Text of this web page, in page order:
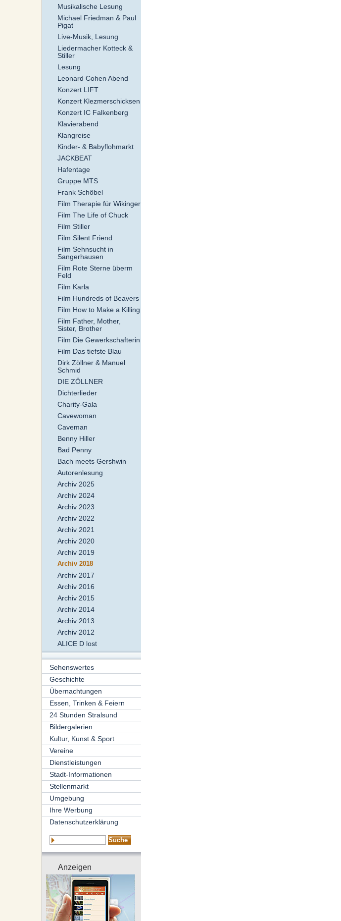
Musikalische Lesung
Michael Friedman & Paul
Pigat
Live-Musik, Lesung
Liedermacher Kotteck &
Stiller
Lesung
Leonard Cohen Abend
Konzert LIFT
Konzert Klezmerschicksen
Konzert IC Falkenberg
Klavierabend
Klangreise
Kinder- & Babyflohmarkt
JACKBEAT
Hafentage
Gruppe MTS
Frank Schöbel
Film Therapie für Wikinger
Film The Life of Chuck
Film Stiller
Film Silent Friend
Film Sehnsucht in
Sangerhausen
Film Rote Sterne überm
Feld
Film Karla
Film Hundreds of Beavers
Film How to Make a Killing
Film Father, Mother,
Sister, Brother
Film Die Gewerkschafterin
Film Das tiefste Blau
Dirk Zöllner & Manuel
Schmid
DIE ZÖLLNER
Dichterlieder
Charity-Gala
Cavewoman
Caveman
Benny Hiller
Bad Penny
Bach meets Gershwin
Autorenlesung
Archiv 2025
Archiv 2024
Archiv 2023
Archiv 2022
Archiv 2021
Archiv 2020
Archiv 2019
Archiv 2018
Archiv 2017
Archiv 2016
Archiv 2015
Archiv 2014
Archiv 2013
Archiv 2012
ALICE D lost
Sehenswertes
Geschichte
Übernachtungen
Essen, Trinken & Feiern
24 Stunden Stralsund
Bildergalerien
Kultur, Kunst & Sport
Vereine
Dienstleistungen
Stadt-Informationen
Stellenmarkt
Umgebung
Ihre Werbung
Datenschutzerklärung
Anzeigen